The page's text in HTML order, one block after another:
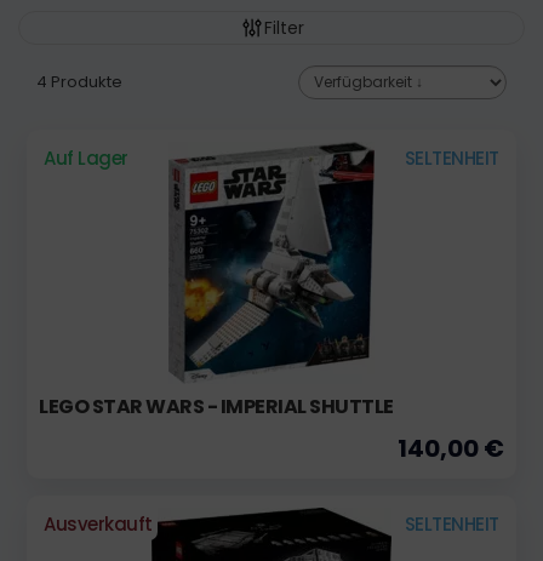
Filter
4 Produkte
Auf Lager SELTENHEIT
LEGO STAR WARS - IMPERIAL SHUTTLE
140,00 €
Ausverkauft SELTENHEIT